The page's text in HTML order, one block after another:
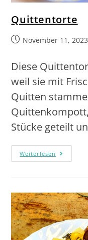
Quittentorte
November 11, 2023
Diese
weil sie mit
Quitten
Stücke geteilt
Weiterlesen